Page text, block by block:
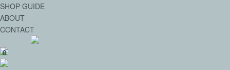
SHOP GUIDE
ABOUT
CONTACT
0